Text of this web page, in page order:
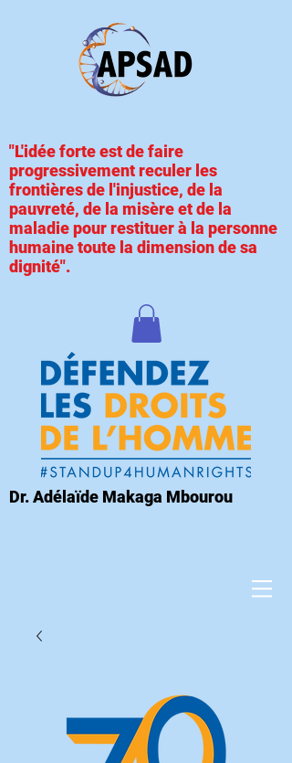
"L'idée forte est de faire
progressivement reculer les
frontières de l'injustice, de la
pauvreté, de la misère et de la
maladie pour restituer à la personne
humaine toute la dimension de sa
dignité".
Dr. Adélaïde Makaga Mbourou